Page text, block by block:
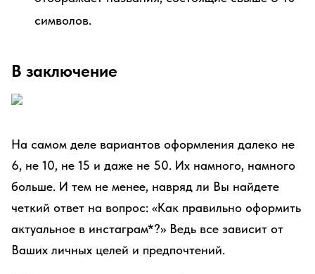
символов.
В заключение
На самом деле вариантов оформления далеко не
6, не 10, не 15 и даже не 50. Их намного, намного
больше. И тем не менее, навряд ли Вы найдете
четкий ответ на вопрос: «Как правильно оформить
актуальное в инстаграм*?» Ведь все зависит от
Ваших личных целей и предпочтений.